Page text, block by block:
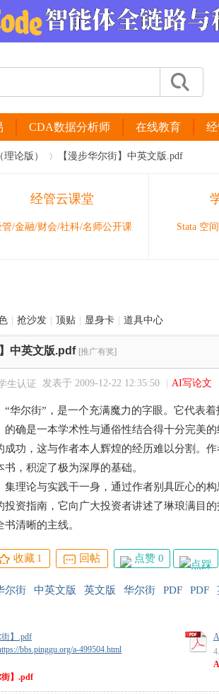
CDA数据分析师 在线教育
论版） 【漫步华尔街】中英文版.pdf
经管云课堂
管/金融/财会/社科/名师公开课 Stata 空
抢沙发 顶贴 显身卡 道具中心
中英文版.pdf [推广有奖]
发表于 2009-12-22 12:35:50 AI写论文
“华尔街”，是一个充满魔力的字眼。它代表
的确是一本学术性与通俗性结合得十分完美
成功，这与作者本人辉煌的经历难以分割。
，积淀了极为深厚的基础。
集理论与实践干一身，通过作者别具匠心的
投资指南，它向广大投资者讲述了琳琅满目
清晰的主线。
收藏 1 回帖 点赞 0
尔街 中英文版 英文版 华尔街 PDF PDF
街】.pdf
bbs.pinggu.org/a-499504.html
街】.pdf